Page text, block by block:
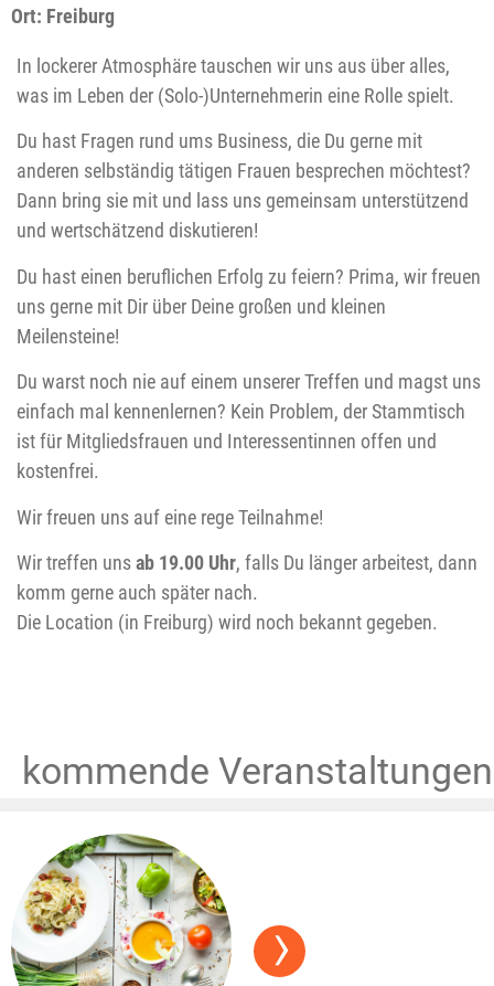
Ort: Freiburg
In lockerer Atmosphäre tauschen wir uns aus über alles,
was im Leben der (Solo-)Unternehmerin eine Rolle spielt.
Du hast Fragen rund ums Business, die Du gerne mit
anderen selbständig tätigen Frauen besprechen möchtest?
Dann bring sie mit und lass uns gemeinsam unterstützend
und wertschätzend diskutieren!
Du hast einen beruflichen Erfolg zu feiern? Prima, wir freuen
uns gerne mit Dir über Deine großen und kleinen
Meilensteine!
Du warst noch nie auf einem unserer Treffen und magst uns
einfach mal kennenlernen? Kein Problem, der Stammtisch
ist für Mitgliedsfrauen und Interessentinnen offen und
kostenfrei.
Wir freuen uns auf eine rege Teilnahme!
Wir treffen unsab 19.00 Uhr, falls Du länger arbeitest, dann
komm gerne auch später nach.
Die Location (in Freiburg) wird noch bekannt gegeben.
kommende Veranstaltungen